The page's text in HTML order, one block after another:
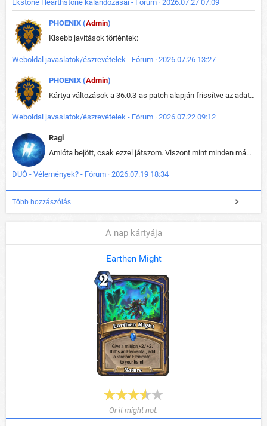
Ekstone Hearthstone kalandozásai - Fórum · 2026.07.27 07:09
PHOENIX (Admin)
Kisebb javítások történtek:
Weboldal javaslatok/észrevételek - Fórum · 2026.07.26 13:27
PHOENIX (Admin)
Kártya változások a 36.0.3-as patch alapján frissítve az adatbázisban (képek is cserélve).
Weboldal javaslatok/észrevételek - Fórum · 2026.07.22 09:12
Ragi
Amióta bejött, csak ezzel játszom. Viszont mint minden más - akár az alapjáték is, ez is baromira összetett lett. Néha már pár kör után is esélytelen az egész. Vagy irreállisan túltápol valaki, vagy lelép a partner, vagy csak hülye mint a segg. És amikor eljönne az én időm, na akkor jön el mindenki másé is. Engem jobban érdekelne, hogy ki milyen ratingen szokott játszani. Na ez lenne egy érdekes adat.
DUÓ - Vélemények? - Fórum · 2026.07.19 18:34
Több hozzászólás
A nap kártyája
Earthen Might
Or it might not.